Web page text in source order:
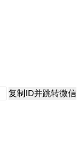
复制ID并跳转微信